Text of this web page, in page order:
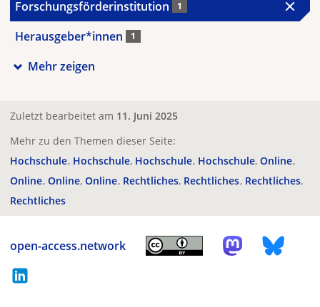
Forschungsförderinstitution 1
Herausgeber*innen 1
Mehr zeigen
Zuletzt bearbeitet am 11. Juni 2025
Mehr zu den Themen dieser Seite:
Hochschule Hochschule Hochschule Hochschule Online
Online Online Online Rechtliches Rechtliches Rechtliches
Rechtliches
open-access.network